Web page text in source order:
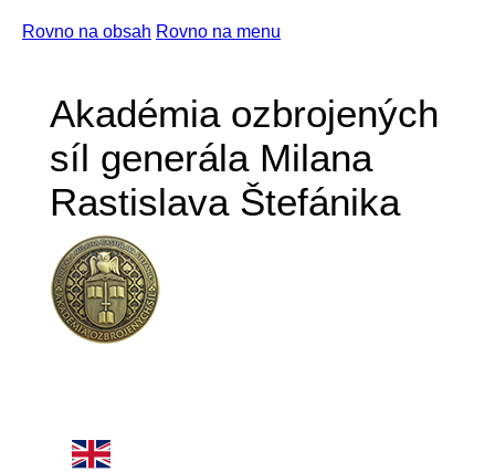
Rovno na obsah Rovno na menu
Akadémia ozbrojených
síl generála Milana
Rastislava Štefánika